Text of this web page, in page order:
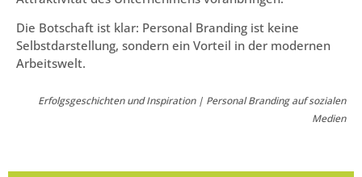
Die Botschaft ist klar: Personal Branding ist keine
Selbstdarstellung, sondern ein Vorteil in der modernen
Arbeitswelt.
Erfolgsgeschichten und Inspiration | Personal Branding auf sozialen
Medien